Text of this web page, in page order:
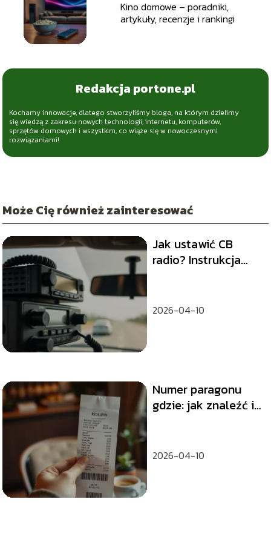
Kino domowe – poradniki,
artykuły, recenzje i rankingi
Redakcja portone.pl
Kochamy innowacje, dlatego stworzyliśmy bloga, na którym dzielimy
się wiedzą z zakresu nowych technologii, internetu, komputerów,
sprzętów domowych i wszystkim, co wiąże się w nowoczesnymi
rozwiązaniami!
Może Cię również zainteresować
Jak ustawić CB
radio? Instrukcja
2026-04-10
Numer paragonu
gdzie: jak znaleźć i
2026-04-10